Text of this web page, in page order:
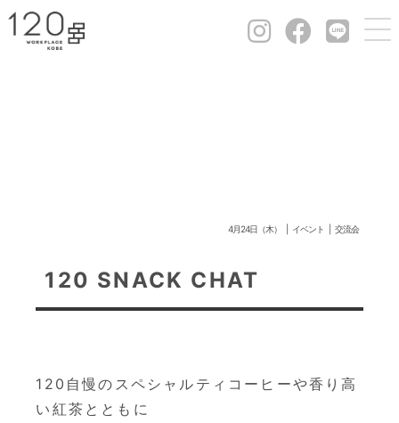
4月24日（木） イベント 交流会
120 SNACK CHAT
120自慢のスペシャルティコーヒーや香り高
い紅茶とともに